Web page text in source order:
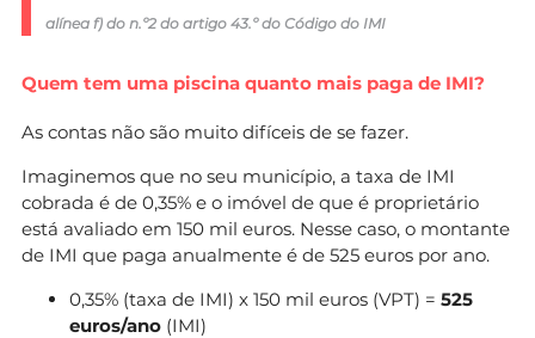
Inexistência de rede pública ou
Inexistência de rede pública ou
privada de gás
privada de esgotos
0,05
Inexistência de ruas
pavimentadas
0,03
edifícios com mais de três pisos
0,02
alínea f) do n.º2 do artigo 43.º do Código do IMI
Quem tem uma piscina quanto mais paga de IMI?
As contas não são muito difíceis de se fazer.
Imaginemos que no seu município, a taxa de IMI
cobrada é de 0,35% e o imóvel de que é proprietário
está avaliado em 150 mil euros. Nesse caso, o montante
de IMI que paga anualmente é de 525 euros por ano.
0,35% (taxa de IMI) x 150 mil euros (VPT) = 525
euros/ano (IMI)